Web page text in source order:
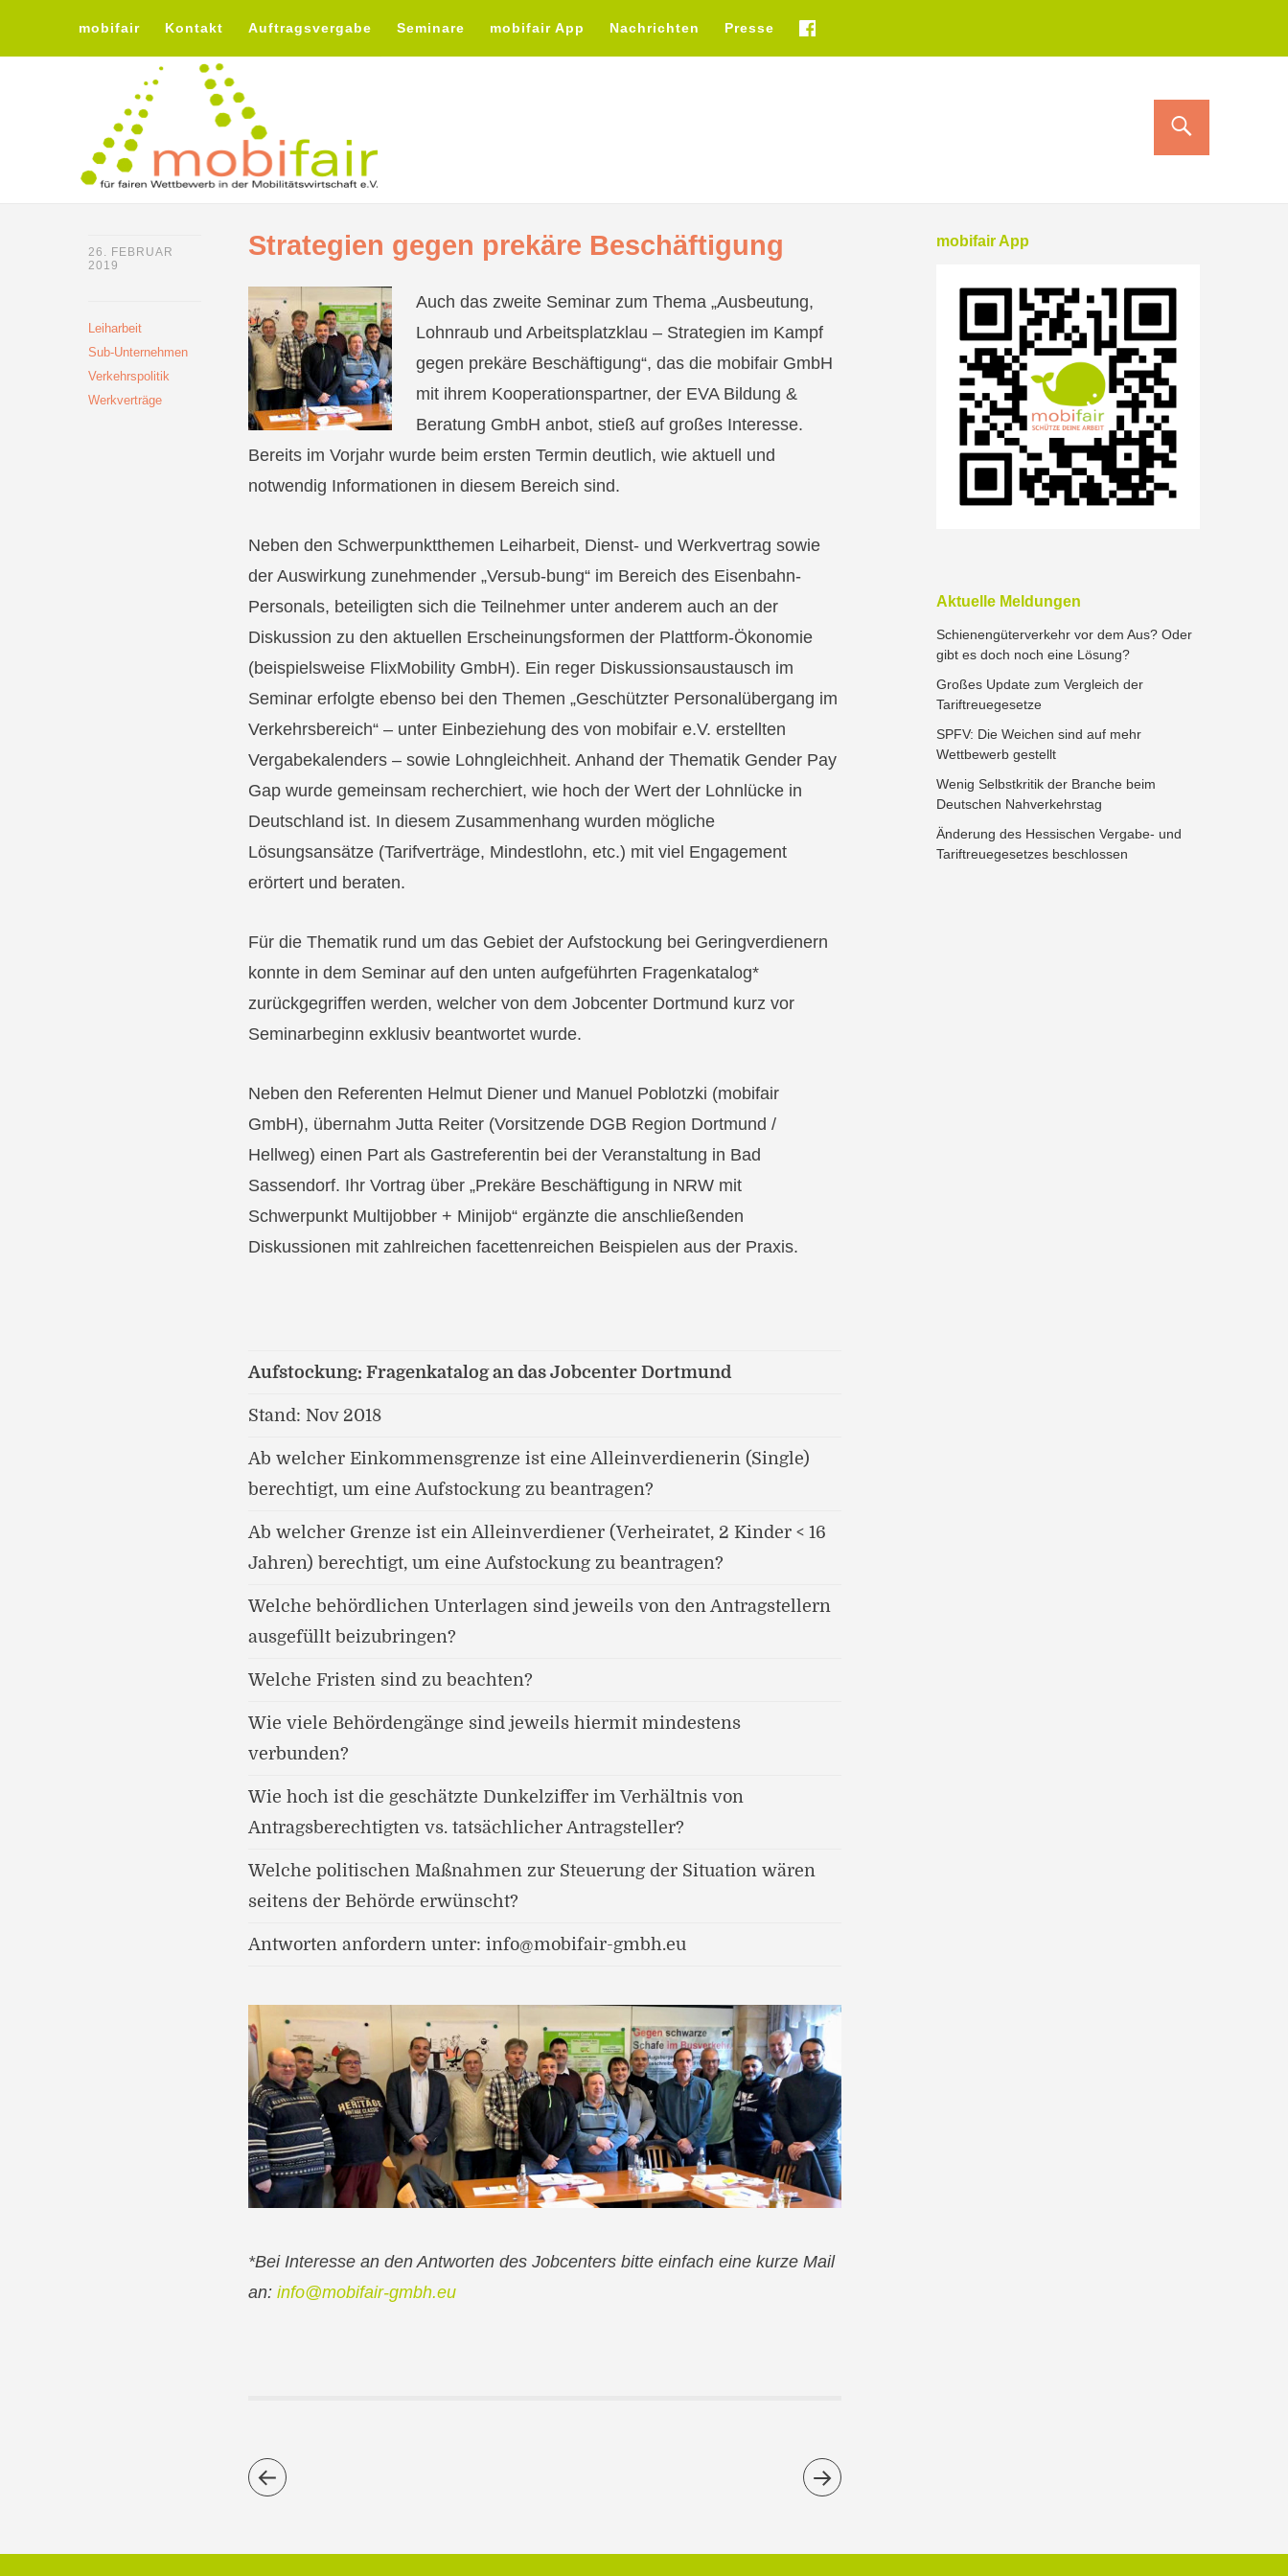
mobifair Kontakt Auftragsvergabe Seminare mobifair App Nachrichten Presse fb
26. FEBRUAR
2019
Leiharbeit
Sub-Unternehmen
Verkehrspolitik
Werkverträge
Strategien gegen prekäre Beschäftigung
Auch das zweite Seminar zum Thema „Ausbeutung,
Lohnraub und Arbeitsplatzklau – Strategien im Kampf
gegen prekäre Beschäftigung“, das die mobifair GmbH
mit ihrem Kooperationspartner, der EVA Bildung &
Beratung GmbH anbot, stieß auf großes Interesse.
Bereits im Vorjahr wurde beim ersten Termin deutlich, wie aktuell und
notwendig Informationen in diesem Bereich sind.
Neben den Schwerpunktthemen Leiharbeit, Dienst- und Werkvertrag sowie
der Auswirkung zunehmender „Versub-bung“ im Bereich des Eisenbahn-
Personals, beteiligten sich die Teilnehmer unter anderem auch an der
Diskussion zu den aktuellen Erscheinungsformen der Plattform-Ökonomie
(beispielsweise FlixMobility GmbH). Ein reger Diskussionsaustausch im
Seminar erfolgte ebenso bei den Themen „Geschützter Personalübergang im
Verkehrsbereich“ – unter Einbeziehung des von mobifair e.V. erstellten
Vergabekalenders – sowie Lohngleichheit. Anhand der Thematik Gender Pay
Gap wurde gemeinsam recherchiert, wie hoch der Wert der Lohnlücke in
Deutschland ist. In diesem Zusammenhang wurden mögliche
Lösungsansätze (Tarifverträge, Mindestlohn, etc.) mit viel Engagement
erörtert und beraten.
Für die Thematik rund um das Gebiet der Aufstockung bei Geringverdienern
konnte in dem Seminar auf den unten aufgeführten Fragenkatalog*
zurückgegriffen werden, welcher von dem Jobcenter Dortmund kurz vor
Seminarbeginn exklusiv beantwortet wurde.
Neben den Referenten Helmut Diener und Manuel Poblotzki (mobifair
GmbH), übernahm Jutta Reiter (Vorsitzende DGB Region Dortmund /
Hellweg) einen Part als Gastreferentin bei der Veranstaltung in Bad
Sassendorf. Ihr Vortrag über „Prekäre Beschäftigung in NRW mit
Schwerpunkt Multijobber + Minijob“ ergänzte die anschließenden
Diskussionen mit zahlreichen facettenreichen Beispielen aus der Praxis.
Aufstockung: Fragenkatalog an das Jobcenter Dortmund
Stand: Nov 2018
Ab welcher Einkommensgrenze ist eine Alleinverdienerin (Single)
berechtigt, um eine Aufstockung zu beantragen?
Ab welcher Grenze ist ein Alleinverdiener (Verheiratet, 2 Kinder < 16
Jahren) berechtigt, um eine Aufstockung zu beantragen?
Welche behördlichen Unterlagen sind jeweils von den Antragstellern
ausgefüllt beizubringen?
Welche Fristen sind zu beachten?
Wie viele Behördengänge sind jeweils hiermit mindestens
verbunden?
Wie hoch ist die geschätzte Dunkelziffer im Verhältnis von
Antragsberechtigten vs. tatsächlicher Antragsteller?
Welche politischen Maßnahmen zur Steuerung der Situation wären
seitens der Behörde erwünscht?
Antworten anfordern unter: info@mobifair-gmbh.eu
*Bei Interesse an den Antworten des Jobcenters bitte einfach eine kurze Mail
an:info@mobifair-gmbh.eu
mobifair App
Aktuelle Meldungen
Schienengüterverkehr vor dem Aus? Oder
gibt es doch noch eine Lösung?
Großes Update zum Vergleich der
Tariftreuegesetze
SPFV: Die Weichen sind auf mehr
Wettbewerb gestellt
Wenig Selbstkritik der Branche beim
Deutschen Nahverkehrstag
Änderung des Hessischen Vergabe- und
Tariftreuegesetzes beschlossen